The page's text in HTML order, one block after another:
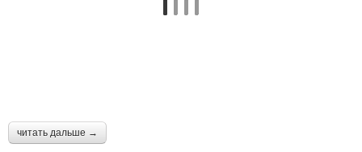
читать дальше →